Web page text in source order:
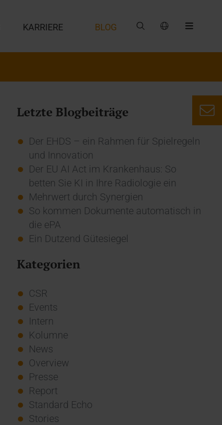
KARRIERE BLOG
Letzte Blogbeiträge
Der EHDS – ein Rahmen für Spielregeln
und Innovation
Der EU AI Act im Krankenhaus: So
betten Sie KI in Ihre Radiologie ein
Mehrwert durch Synergien
So kommen Dokumente automatisch in
die ePA
Ein Dutzend Gütesiegel
Kategorien
CSR
Events
Intern
Kolumne
News
Overview
Presse
Report
Standard Echo
Stories